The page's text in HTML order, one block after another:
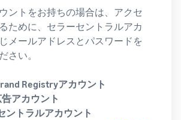
ントをお持ちの場合は、アクセ
ために、セラーセントラルアカ
メールアドレスとパスワードを
さい。
Registryアカウント
アカウント
ントラルアカウント